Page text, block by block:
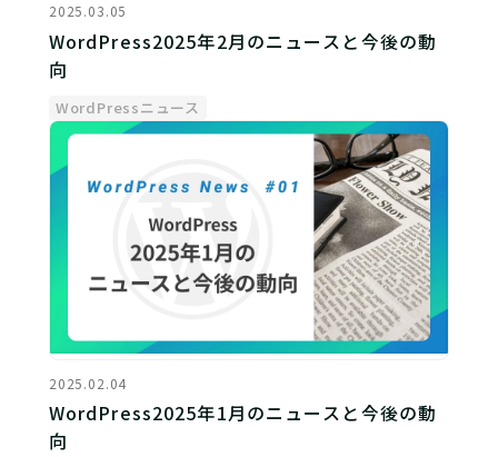
2025.03.05
WordPress2025年2月のニュースと今後の動
向
WordPressニュース
2025.02.04
WordPress2025年1月のニュースと今後の動
向